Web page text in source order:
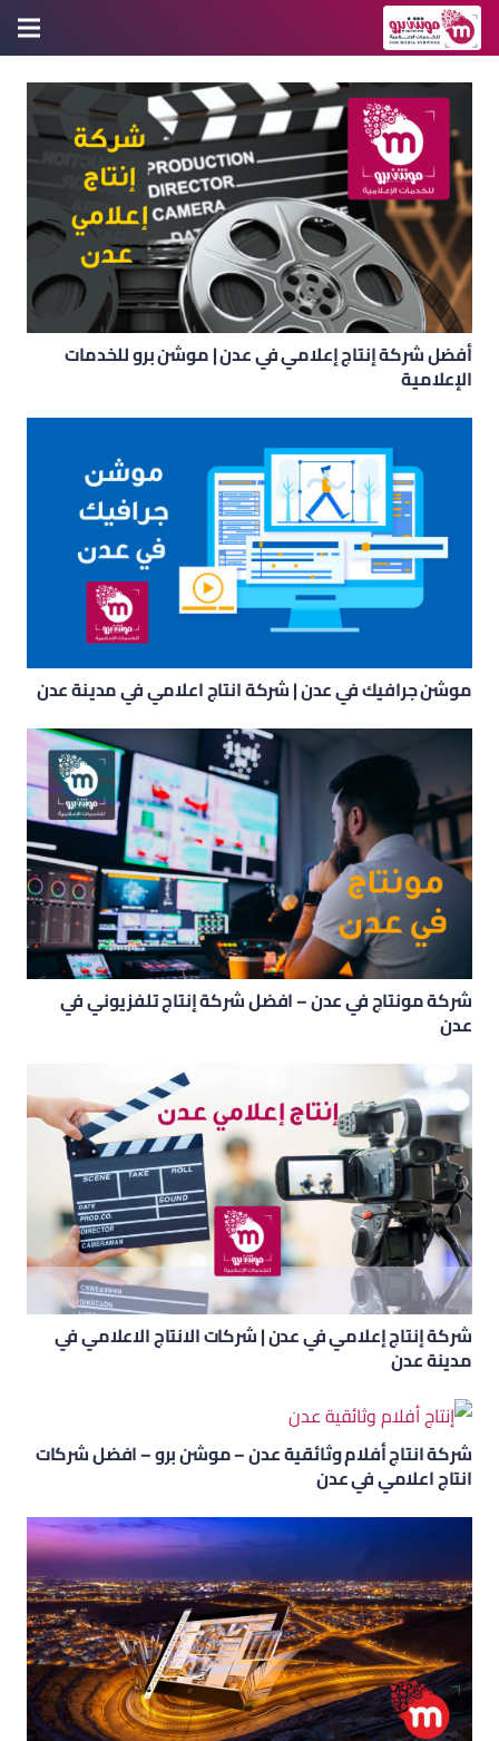
أفضل شركة إنتاج إعلامي في عدن | موشن برو للخدمات
الإعلامية
موشن جرافيك في عدن | شركة انتاج اعلامي في مدينة عدن
شركة مونتاج في عدن – افضل شركة إنتاج تلفزيوني في
عدن
شركة إنتاج إعلامي في عدن | شركات الانتاج الاعلامي في
مدينة عدن
شركة انتاج أفلام وثائقية عدن – موشن برو – افضل شركات
انتاج اعلامي في عدن